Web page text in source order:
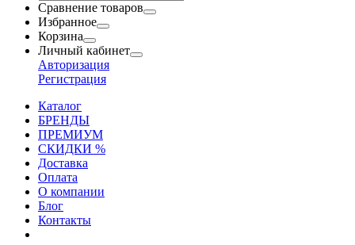
Сравнение товаров
Избранное
Корзина
Личный кабинет
Авторизация
Регистрация
Каталог
БРЕНДЫ
ПРЕМИУМ
СКИДКИ %
Доставка
Оплата
О компании
Блог
Контакты